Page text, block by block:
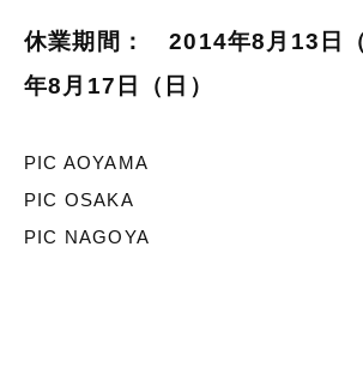
休業期間： 2014年8月13日
年8月17日（日）
PIC AOYAMA
PIC OSAKA
PIC NAGOYA